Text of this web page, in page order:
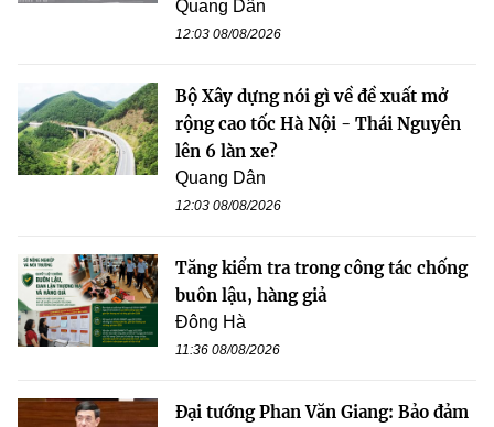
Quang Dân
12:03 08/08/2026
Bộ Xây dựng nói gì về đề xuất mở
rộng cao tốc Hà Nội - Thái Nguyên
lên 6 làn xe?
Quang Dân
12:03 08/08/2026
Tăng kiểm tra trong công tác chống
buôn lậu, hàng giả
Đông Hà
11:36 08/08/2026
Đại tướng Phan Văn Giang: Bảo đảm